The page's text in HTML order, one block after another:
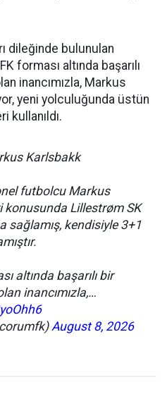
dileğinde bulunulan
forması altında başarılı
inancımızla, Markus
yeni yolculuğunda üstün
kullanıldı.
Karlsbakk
futbolcu Markus
konusunda Lillestrøm SK
sağlamış, kendisiyle 3+1
altında başarılı bir
inancımızla,…
August 8, 2026